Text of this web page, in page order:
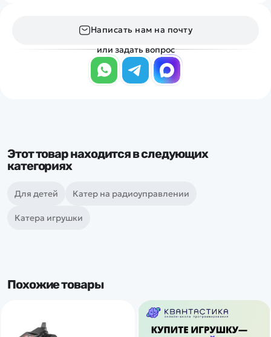
Написать нам на почту
или задать вопрос
Этот товар находится в следующих
категориях
Для детей Катер на радиоуправлении
Катера игрушки
Похожие товары